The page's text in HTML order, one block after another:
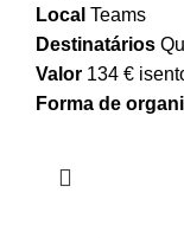
Local Teams
Destinatários
Valor 134 €
Forma de